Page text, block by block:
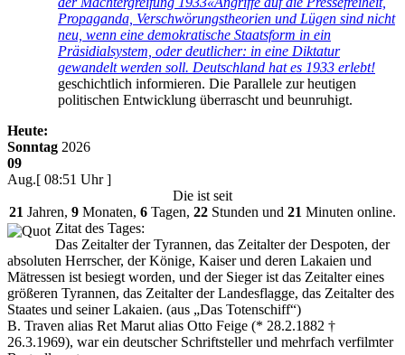
Propaganda, Verschwörungstheorien und Lügen sind nicht
neu, wenn eine demokratische Staatsform in ein
Präsidialsystem, oder deutlicher: in eine Diktatur
gewandelt werden soll. Deutschland hat es 1933 erlebt!
geschichtlich informieren. Die Parallele zur heutigen
politischen Entwicklung überrascht und beunruhigt.
Heute:
Sonntag 2026
09
Aug.[ 08:51 Uhr ]
Die ist seit
21 Jahren, 9 Monaten, 6 Tagen, 22 Stunden und 21 Minuten online.
Zitat des Tages:
Das Zeitalter der Tyrannen, das Zeitalter der Despoten, der
absoluten Herrscher, der Könige, Kaiser und deren Lakaien und
Mätressen ist besiegt worden, und der Sieger ist das Zeitalter eines
größeren Tyrannen, das Zeitalter der Landesflagge, das Zeitalter des
Staates und seiner Lakaien. (aus
Das Totenschiff )
B. Traven alias Ret Marut alias Otto Feige (* 28.2.1882 †
26.3.1969), war ein deutscher Schriftsteller und mehrfach verfilmter